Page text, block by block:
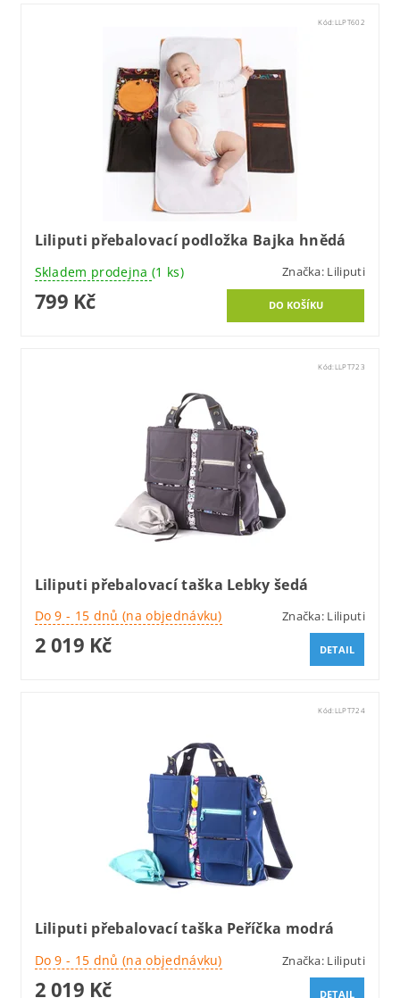
Kód: LLPT602
Liliputi přebalovací podložka Bajka hnědá
Skladem prodejna (1 ks) Značka: Liliputi
799 Kč
Kód: LLPT723
Liliputi přebalovací taška Lebky šedá
Do 9 - 15 dnů (na objednávku) Značka: Liliputi
2 019 Kč DETAIL
Kód:LLPT724
Liliputi přebalovací taška Peříčka modrá
Do 9 - 15 dnů (na objednávku) Značka: Liliputi
2 019 Kč DETAIL